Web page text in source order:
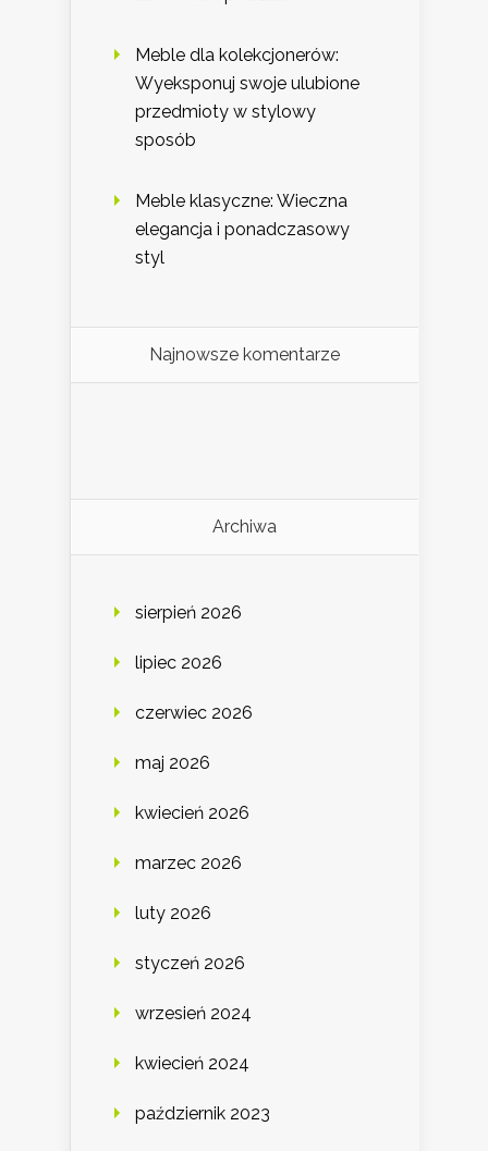
Meble dla kolekcjonerów:
Wyeksponuj swoje ulubione
przedmioty w stylowy
sposób
Meble klasyczne: Wieczna
elegancja i ponadczasowy
styl
Najnowsze komentarze
Archiwa
sierpień 2026
lipiec 2026
czerwiec 2026
maj 2026
kwiecień 2026
marzec 2026
luty 2026
styczeń 2026
wrzesień 2024
kwiecień 2024
październik 2023